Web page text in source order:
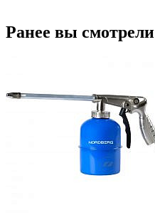
Ранее вы смотрели